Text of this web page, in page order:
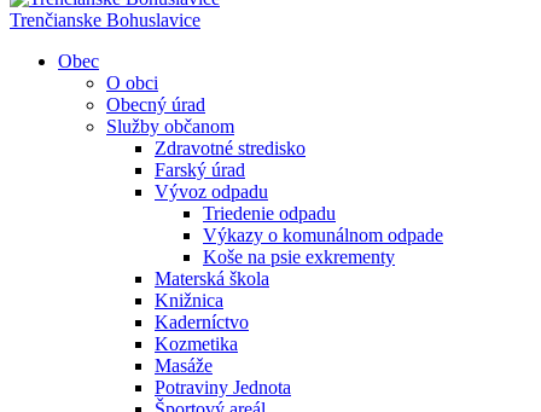
Trenčianske Bohuslavice
Obec
O obci
Obecný úrad
Služby občanom
Zdravotné stredisko
Farský úrad
Vývoz odpadu
Triedenie odpadu
Výkazy o komunálnom odpade
Koše na psie exkrementy
Materská škola
Knižnica
Kaderníctvo
Kozmetika
Masáže
Potraviny Jednota